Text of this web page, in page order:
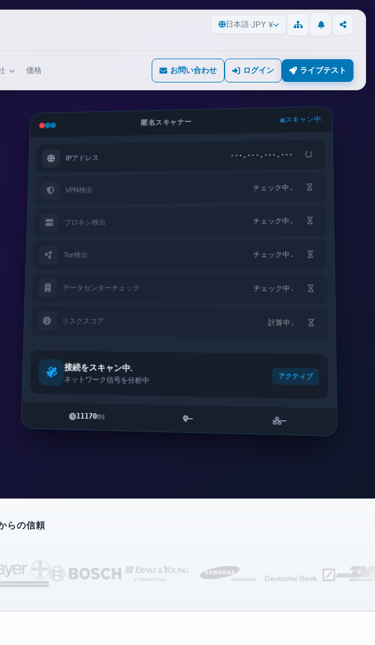
日本語·JPY ¥ サイトマップ
更新情報共有
価格 お問い合わせ ログイン ライブテスト
匿名スキャナー スキャン中.
IPアドレス ···.···.···.···
VPN検出 チェック中.
プロキシ検出 チェック中.
Tor検出 チェック中.
データセンターチェック チェック中.
リスクスコア 計算中.
接続をスキャン中.
ネットワーク信号を分析中
アクティブ
11170ms — —
らの信頼